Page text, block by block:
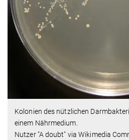
Kolonien des nützlichen
einem Nährmedium.
Nutzer "A doubt" via Wikimedia